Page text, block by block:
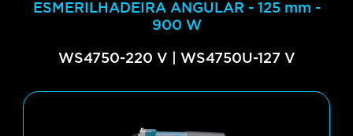
ESMERILHADEIRA ANGULAR - 125 mm -
900 W
WS4750-220 V | WS4750U-127 V